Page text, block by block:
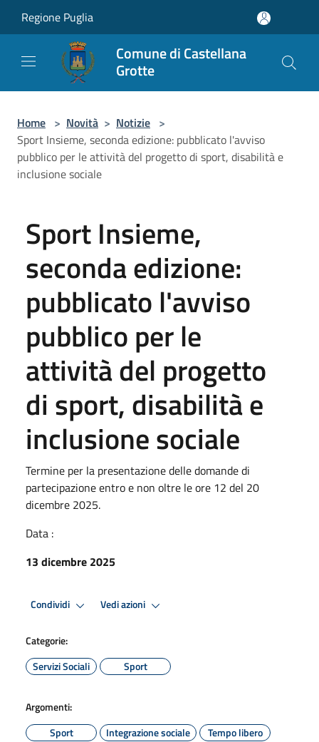
Regione Puglia
Comune di Castellana
Grotte
Home > Novità > Notizie >
Sport Insieme, seconda edizione: pubblicato l'avviso
pubblico per le attività del progetto di sport, disabilità e
inclusione sociale
Sport Insieme,
seconda edizione:
pubblicato l'avviso
pubblico per le
attività del progetto
di sport, disabilità e
inclusione sociale
Termine per la presentazione delle domande di
partecipazione entro e non oltre le ore 12 del 20
dicembre 2025.
Data :
13 dicembre 2025
Condividi Vedi azioni
Categorie:
Servizi Sociali
Sport
Argomenti:
Sport
Integrazione sociale Tempo libero